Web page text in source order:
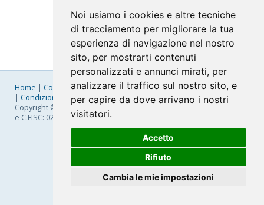
Noi usiamo i cookies e altre tecniche
di tracciamento per migliorare la tua
esperienza di navigazione nel nostro
sito, per mostrarti contenuti
personalizzati e annunci mirati, per
analizzare il traffico sul nostro sito, e
per capire da dove arrivano i nostri
visitatori.
Accetto
Rifiuto
Cambia le mie impostazioni
Home | Company|Listino Prezzi|Pagamenti |SLA|Privacy
| Condizioni Generali|Fatturazione Elettronica|Mappa
Copyright © 2026 FastNom Planetel S.p.A. - Divisione .Cloud - P.IVA
e C.FISC: 02831630161